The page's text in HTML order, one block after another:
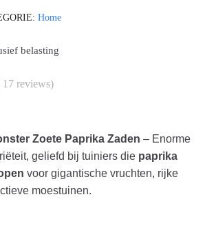
Home
belasting
17 reviews)
Zoete Paprika Zaden – Enorme
geliefd bij tuiniers die paprika
voor gigantische vruchten, rijke
moestuinen.